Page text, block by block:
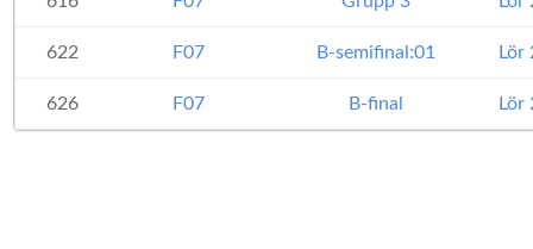
622 F07 B-semifinal:01 Lör
626 F07 B-final Lör